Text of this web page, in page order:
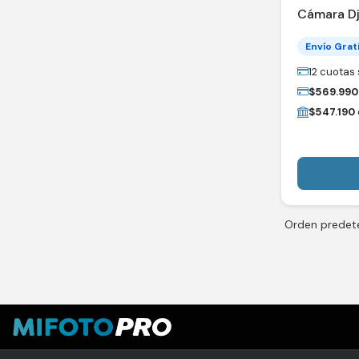
Cámara
Envío
12 cuotas
$569.990
$547.190